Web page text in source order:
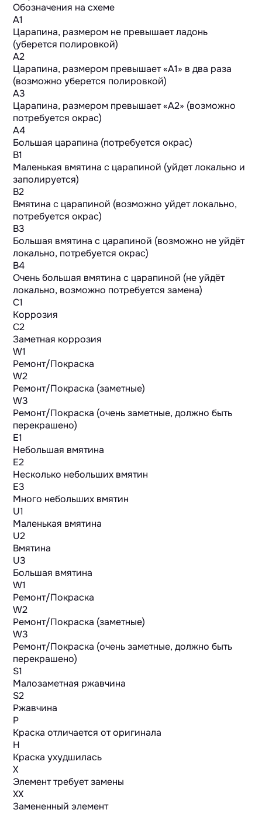
Обозначения на схеме
A1
Царапина, размером не превышает ладонь
(уберется полировкой)
A2
Царапина, размером превышает «А1» в два раза
(возможно уберется полировкой)
A3
Царапина, размером превышает «А2» (возможно
потребуется окрас)
A4
Большая царапина (потребуется окрас)
B1
Маленькая вмятина с царапиной (уйдет локально и
заполируется)
B2
Вмятина с царапиной (возможно уйдет локально,
потребуется окрас)
B3
Большая вмятина с царапиной (возможно не уйдёт
локально, потребуется окрас)
B4
Очень большая вмятина с царапиной (не уйдёт
локально, возможно потребуется замена)
C1
Коррозия
C2
Заметная коррозия
W1
Ремонт/Покраска
W2
Ремонт/Покраска (заметные)
W3
Ремонт/Покраска (очень заметные, должно быть
перекрашено)
E1
Небольшая вмятина
E2
Несколько небольших вмятин
E3
Много небольших вмятин
U1
Маленькая вмятина
U2
Вмятина
U3
Большая вмятина
W1
Ремонт/Покраска
W2
Ремонт/Покраска (заметные)
W3
Ремонт/Покраска (очень заметные, должно быть
перекрашено)
S1
Малозаметная ржавчина
S2
Ржавчина
P
Краска отличается от оригинала
H
Краска ухудшилась
X
Элемент требует замены
XX
Замененный элемент